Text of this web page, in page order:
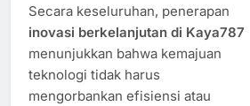
Secara keseluruhan, penerapan
inovasi berkelanjutan di Kaya787
menunjukkan bahwa kemajuan
teknologi tidak harus
mengorbankan efisiensi atau